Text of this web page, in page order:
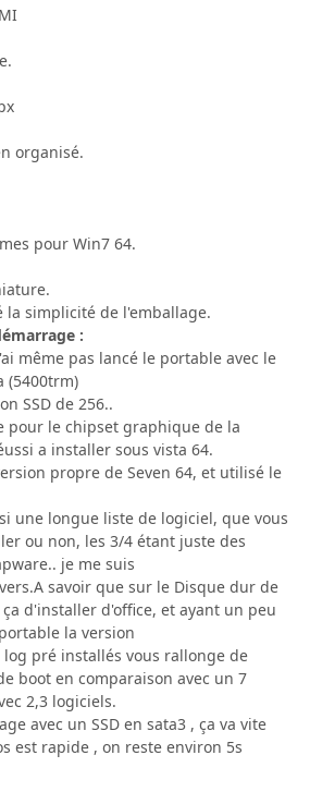
organisé.
pour Win7 64.
la simplicité de l'emballage.
:
même pas lancé le portable avec le
(5400trm)
SSD de 256..
pour le chipset graphique de la
a installer sous vista 64.
propre de Seven 64, et utilisé le
une longue liste de logiciel, que vous
ou non, les 3/4 étant juste des
je me suis
savoir que sur le Disque dur de
d'installer d'office, et ayant un peu
la version
log pré installés vous rallonge de
boot en comparaison avec un 7
2,3 logiciels.
avec un SSD en sata3 , ça va vite
est rapide , on reste environ 5s